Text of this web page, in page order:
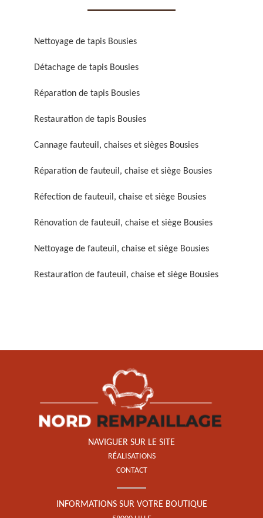
chaise et siège 59
Rénovation de fauteuil,
Nettoyage de fauteuil,
Nettoyage de tapis Bousies
Détachage de tapis Bousies
Réparation de tapis Bousies
Restauration de tapis Bousies
Cannage fauteuil, chaises et sièges Bousies
Réparation de fauteuil, chaise et siège Bousies
Réfection de fauteuil, chaise et siège Bousies
Rénovation de fauteuil, chaise et siège Bousies
Nettoyage de fauteuil, chaise et siège Bousies
Restauration de fauteuil, chaise et siège Bousies
NAVIGUER SUR LE SITE
RÉALISATIONS
CONTACT
INFORMATIONS SUR VOTRE BOUTIQUE